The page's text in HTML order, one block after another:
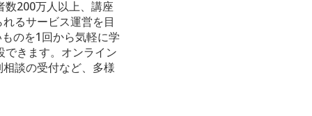
数200万人以上、講座
るサービス運営を目
のを1回から気軽に学
きます。オンライン
談の受付など、多様